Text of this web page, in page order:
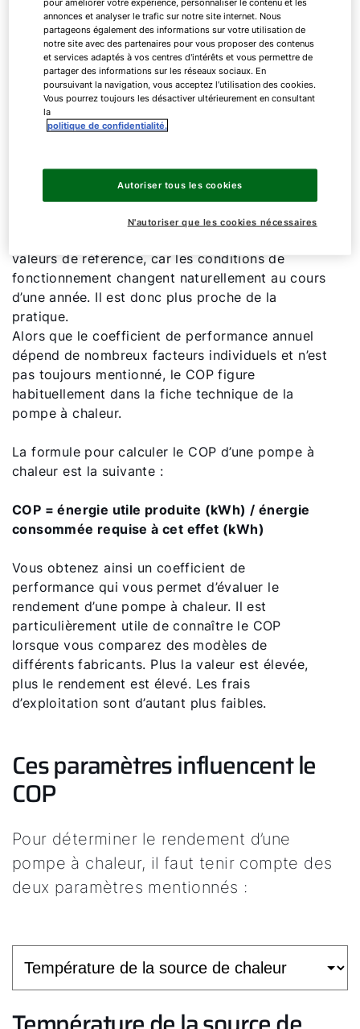
compare l’énergie thermique produite et le
courant électrique nécessaire à son
fonctionnement. En tant que coefficient de
performance, le COP se réfère toujours à un
certain mode de fonctionnement. Celui-ci dépend
de deux paramètres dans le système de
chauffage - la température départ du système de
une comparaison étendue de l’efficacité des
pompes à chaleur.
valeurs de référence, car les conditions de
fonctionnement changent naturellement au cours
d’une année. Il est donc plus proche de la
pratique.
Alors que le coefficient de performance annuel
dépend de nombreux facteurs individuels et n’est
pas toujours mentionné, le COP figure
habituellement dans la fiche technique de la
pompe à chaleur.
La formule pour calculer le COP d’une pompe à
chaleur est la suivante :
COP = énergie utile produite (kWh) / énergie
consommée requise à cet effet (kWh)
Vous obtenez ainsi un coefficient de
performance qui vous permet d’évaluer le
rendement d’une pompe à chaleur. Il est
particulièrement utile de connaître le COP
lorsque vous comparez des modèles de
différents fabricants. Plus la valeur est élevée,
plus le rendement est élevé. Les frais
d’exploitation sont d’autant plus faibles.
Ces paramètres influencent le
COP
Pour déterminer le rendement d’une
pompe à chaleur, il faut tenir compte des
deux paramètres mentionnés :
pour améliorer votre expérience, personnaliser le contenu et les
annonces et analyser le trafic sur notre site internet. Nous
partageons également des informations sur votre utilisation de
notre site avec des partenaires pour vous proposer des contenus
et services adaptés à vos centres d'intérêts et vous permettre de
partager des informations sur les réseaux sociaux. En
poursuivant la navigation, vous acceptez l’utilisation des cookies.
Vous pourrez toujours les désactiver ultérieurement en consultant
la
politique de confidentialité.
N'autoriser que les cookies nécessaires
Autoriser tous les cookies